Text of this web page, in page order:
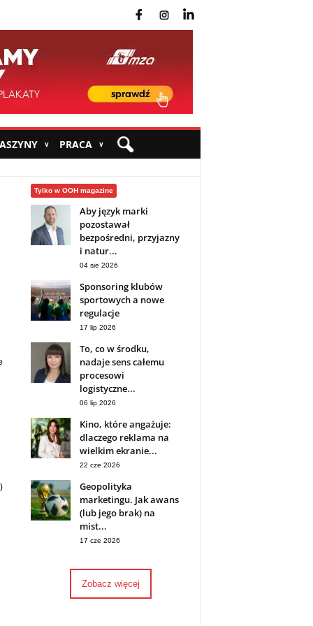
∨ PRACA ∨
Tylko w OOH magazine
Aby język marki
pozostawał
bezpośredni, przyjazny
i natur...
04 sie 2026
Sponsoring klubów
sportowych a nowe
regulacje
17 lip 2026
To, co w środku,
nadaje sens całemu
procesowi
logistyczne...
06 lip 2026
Kino, które angażuje:
dlaczego reklama na
wielkim ekranie...
22 cze 2026
Geopolityka
marketingu. Jak awans
(lub jego brak) na
mist...
17 cze 2026
Zobacz więcej